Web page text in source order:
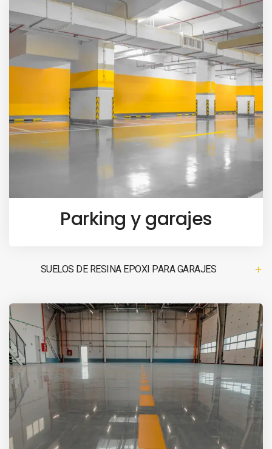
Parking y garajes
SUELOS DE RESINA EPOXI PARA GARAJES